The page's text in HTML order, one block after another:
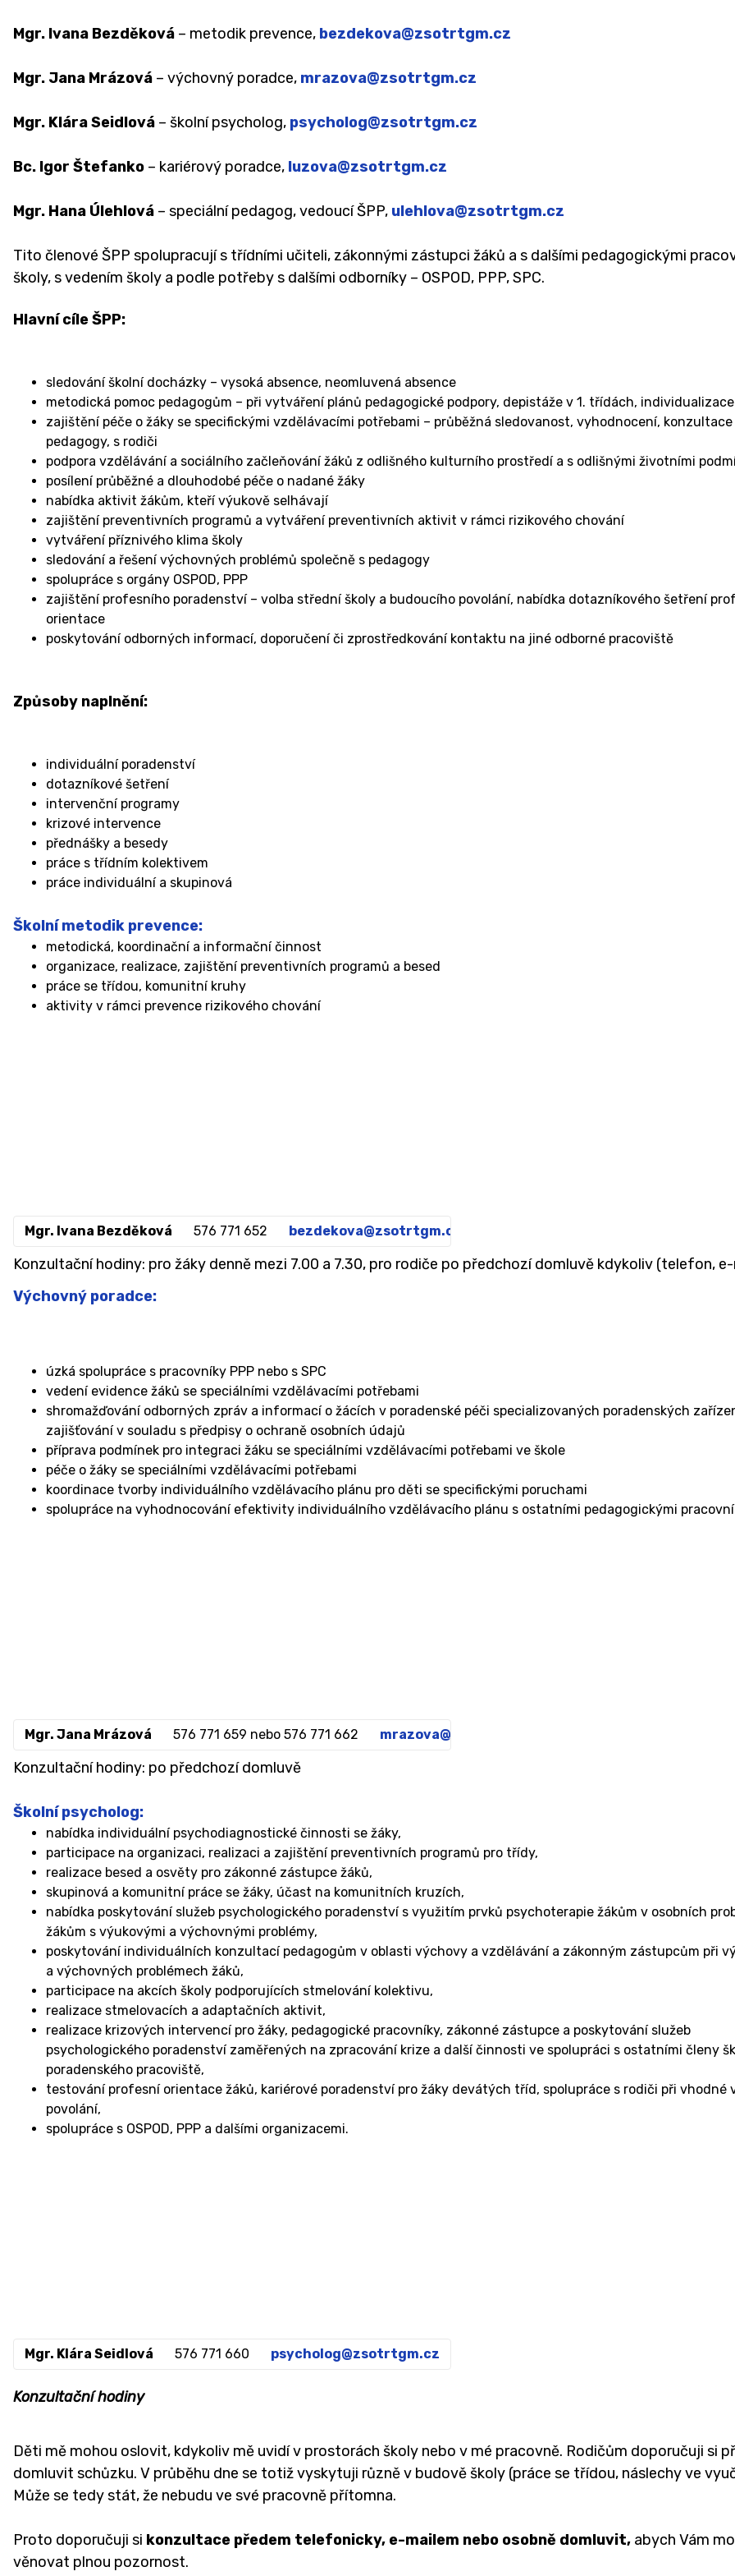
Charakteristika školy
Testování ECDL
Mgr. Ivana Bezděková – metodik prevence, bezdekova@zsotrtgm.cz
Mgr. Jana Mrázová – výchovný poradce, mrazova@zsotrtgm.cz
Mgr. Klára Seidlová – školní psycholog, psycholog@zsotrtgm.cz
Bc. Igor Štefanko – kariérový poradce, luzova@zsotrtgm.cz
Mgr. Hana Úlehlová – speciální pedagog, vedoucí ŠPP, ulehlova@zsotrtgm.cz
Tito členové ŠPP spolupracují s třídními učiteli, zákonnými zástupci žáků a s dalšími pedagogickými
školy, s vedením školy a podle potřeby s dalšími odborníky – OSPOD, PPP, SPC.
Hlavní cíle ŠPP:
sledování školní docházky – vysoká absence, neomluvená absence
metodická pomoc pedagogům – při vytváření plánů pedagogické podpory, depistáže v 1. třídách,
zajištění péče o žáky se specifickými vzdělávacími potřebami – průběžná sledovanost, vyhodnocení, konzultace
pedagogy, s rodiči
podpora vzdělávání a sociálního začleňování žáků z odlišného kulturního prostředí a s odlišnými životními
posílení průběžné a dlouhodobé péče o nadané žáky
nabídka aktivit žákům, kteří výukově selhávají
zajištění preventivních programů a vytváření preventivních aktivit v rámci rizikového chování
vytváření příznivého klima školy
sledování a řešení výchovných problémů společně s pedagogy
spolupráce s orgány OSPOD, PPP
zajištění profesního poradenství – volba střední školy a budoucího povolání, nabídka dotazníkového šetření
orientace
poskytování odborných informací, doporučení či zprostředkování kontaktu na jiné odborné pracoviště
Způsoby naplnění:
individuální poradenství
dotazníkové šetření
intervenční programy
krizové intervence
přednášky a besedy
práce s třídním kolektivem
práce individuální a skupinová
Školní metodik prevence:
metodická, koordinační a informační činnost
organizace, realizace, zajištění preventivních programů a besed
práce se třídou, komunitní kruhy
aktivity v rámci prevence rizikového chování
Mgr. Ivana Bezděková 576 771 652 bezdekova@zsotrtgm.cz
Konzultační hodiny: pro žáky denně mezi 7.00 a 7.30, pro rodiče po předchozí domluvě kdykoliv (telefon,
Výchovný poradce:
úzká spolupráce s pracovníky PPP nebo s SPC
vedení evidence žáků se speciálními vzdělávacími potřebami
shromažďování odborných zpráv a informací o žácích v poradenské péči specializovaných poradenských
zajišťování v souladu s předpisy o ochraně osobních údajů
příprava podmínek pro integraci žáku se speciálními vzdělávacími potřebami ve škole
péče o žáky se speciálními vzdělávacími potřebami
koordinace tvorby individuálního vzdělávacího plánu pro děti se specifickými poruchami
spolupráce na vyhodnocování efektivity individuálního vzdělávacího plánu s ostatními pedagogickými
Mgr. Jana Mrázová 576 771 659 nebo 576 771 662 mrazova@zsotrtgm.cz
Konzultační hodiny: po předchozí domluvě
Školní psycholog:
nabídka individuální psychodiagnostické činnosti se žáky,
participace na organizaci, realizaci a zajištění preventivních programů pro třídy,
realizace besed a osvěty pro zákonné zástupce žáků,
skupinová a komunitní práce se žáky, účast na komunitních kruzích,
nabídka poskytování služeb psychologického poradenství s využitím prvků psychoterapie žákům v osobních
žákům s výukovými a výchovnými problémy,
poskytování individuálních konzultací pedagogům v oblasti výchovy a vzdělávání a zákonným zástupcům při
a výchovných problémech žáků,
participace na akcích školy podporujících stmelování kolektivu,
realizace stmelovacích a adaptačních aktivit,
realizace krizových intervencí pro žáky, pedagogické pracovníky, zákonné zástupce a poskytování služeb
psychologického poradenství zaměřených na zpracování krize a další činnosti ve spolupráci s ostatními členy
poradenského pracoviště,
testování profesní orientace žáků, kariérové poradenství pro žáky devátých tříd, spolupráce s rodiči při vhodné
povolání,
spolupráce s OSPOD, PPP a dalšími organizacemi.
Mgr. Klára Seidlová 576 771 660 psycholog@zsotrtgm.cz
Konzultační hodiny
Děti mě mohou oslovit, kdykoliv mě uvidí v prostorách školy nebo v mé pracovně. Rodičům doporučuji si
domluvit schůzku. V průběhu dne se totiž vyskytuji různě v budově školy (práce se třídou, náslechy ve
Může se tedy stát, že nebudu ve své pracovně přítomna.
Proto doporučuji si konzultace předem telefonicky, e-mailem nebo osobně domluvit, abych Vám
věnovat plnou pozornost.